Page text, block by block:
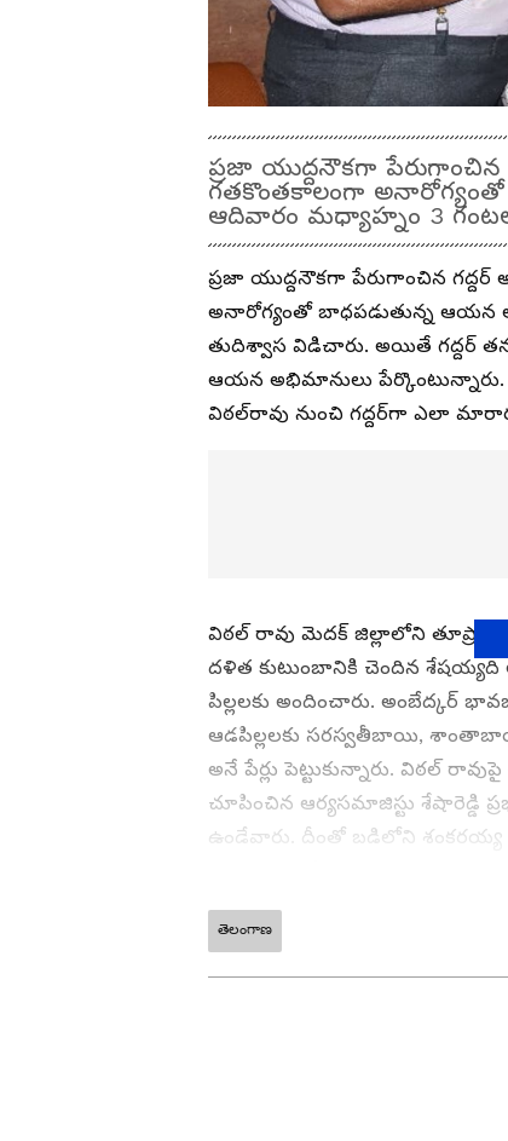
ప్రజా యుద్దనౌకగా
గతకొంతకాలంగా అనారోగ్యంతో
ఆదివారం మధ్యాహ్నం 3
ప్రజా యుద్దనౌకగా పేరుగాంచిన
అనారోగ్యంతో బాధపడుతున్న ఆయన
తుదిశ్వాస విడిచారు. అయితే గద్దర్
ఆయన అభిమానులు పేర్కొంటున్నారు.
విఠల్‌రావు నుంచి గద్దర్‌గా ఎలా
విఠల్ రావు మెదక్ జిల్లాలోని తూప్రాన్
దళిత కుటుంబానికి చెందిన
పిల్లలకు అందించారు. అంబేద్కర్
ఆడపిల్లలకు సరస్వతీబాయి,
అనే పేర్లు పెట్టుకున్నారు. విఠల్
చూపించిన ఆర్యసమాజిస్టు శేషారెడ్డి
ఉండేవారు. దీంతో బడిలోని
ABOUT THE AUTHOR
తెలంగాణ